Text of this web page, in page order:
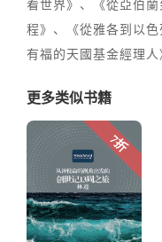
看世界》、《從亞伯
程》、《從雅各到以
有福的天國基金經理人
更多类似书籍